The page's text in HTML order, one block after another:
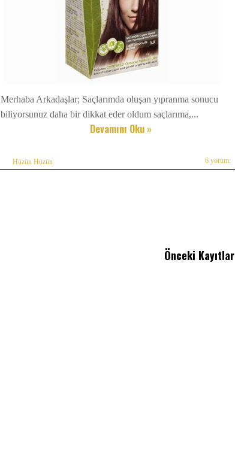
Merhaba Arkadaşlar; Saçlarımda oluşan yıpranma sonucu
biliyorsunuz daha bir dikkat eder oldum saçlarıma,...
Devamını Oku »
Hüzün Hüzün 6 yorum:
Önceki Kayıtlar